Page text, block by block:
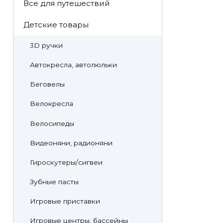
Все для путешествий
Детские товары
3D ручки
Автокресла, автолюльки
Беговелы
Велокресла
Велосипеды
Видеоняни, радионяни
Гироскутеры/сигвеи
Зубные пасты
Игровые приставки
Игровые центры, бассейны